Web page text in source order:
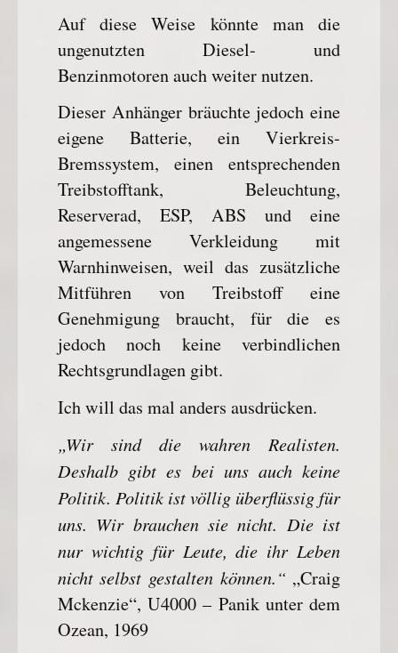
Auf diese Weise könnte man die
ungenutzten Diesel- und
Benzinmotoren auch weiter nutzen.
Dieser Anhänger bräuchte jedoch eine
eigene Batterie, ein Vierkreis-
Bremssystem, einen entsprechenden
Treibstofftank, Beleuchtung,
Reserverad, ESP, ABS und eine
angemessene Verkleidung mit
Warnhinweisen, weil das zusätzliche
Mitführen von Treibstoff eine
Genehmigung braucht, für die es
jedoch noch keine verbindlichen
Rechtsgrundlagen gibt.
Ich will das mal anders ausdrücken.
„Wir sind die wahren Realisten.
Deshalb gibt es bei uns auch keine
Politik. Politik ist völlig überflüssig für
uns. Wir brauchen sie nicht. Die ist
nur wichtig für Leute, die ihr Leben
nicht selbst gestalten können.“„Craig
Mckenzie“, U4000 – Panik unter dem
Ozean, 1969